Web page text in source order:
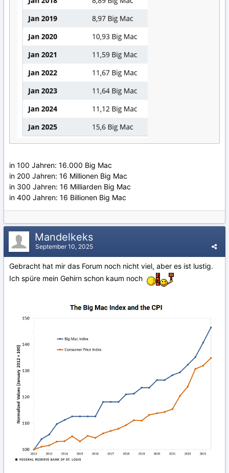
in 100 Jahren: 16.000 Big Mac
in 200 Jahren: 16 Millionen Big Mac
in 300 Jahren: 16 Milliarden Big Mac
in 400 Jahren: 16 Billionen Big Mac
Mandelkeks
September 10, 2025
Gebracht hat mir das Forum noch nicht viel, aber es ist lustig.
Ich spüre mein Gehirn schon kaum noch